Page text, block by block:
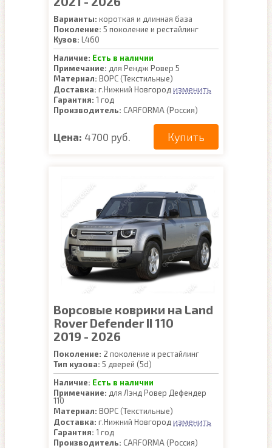
Варианты: короткая и длинная база
Поколение: 5 поколение и рестайлинг
Кузов: L460
Наличие: Есть в наличии
Примечание: для Рендж Ровер 5
Материал: ВОРС (Текстильные)
Доставка: г.Нижний Новгород изменить
Гарантия: 1 год
Производитель: CARFORMA (Россия)
Цена: 4700 руб. Купить
Ворсовые коврики на Land
Rover Defender II 110
2019 - 2026
Поколение: 2 поколение и рестайлинг
Тип кузова: 5 дверей (5d)
Наличие: Есть в наличии
Примечание: для Лэнд Ровер Дефендер
110
Материал: ВОРС (Текстильные)
Доставка: г.Нижний Новгород изменить
Гарантия: 1 год
Производитель: CARFORMA (Россия)